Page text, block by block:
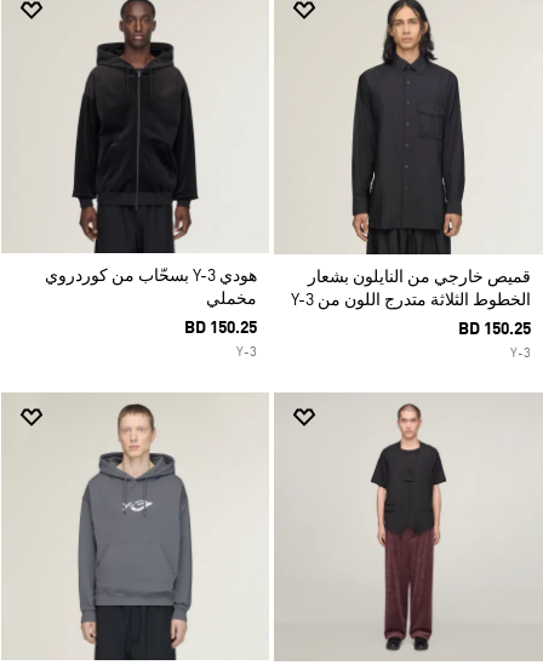
قميص خارجي من النايلون بشعار
الخطوط الثلاثة متدرج اللون من Y-3
BD 150.25
Y-3
هودي Y-3 بسحّاب من كوردروي
مخملي
BD 150.25
Y-3